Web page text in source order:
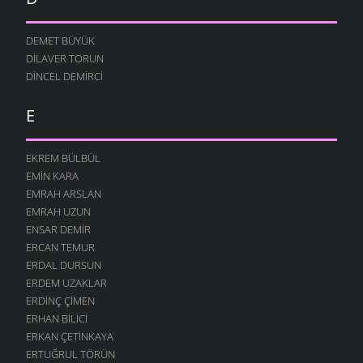
HARĞ
13 AĞUSTOS 2004
GELMEZ
13 AĞUSTOS 2004
13 AĞUSTOS 2004
BILESIN
13 AĞUSTOS 2004
SEN NIYE
12 AĞUSTOS 2004
NE GÜZELDIR
12 AĞUSTOS 2004
KARIŞTIN
12 AĞUSTOS 2004
BÖYLE GITMEZ KI
12 AĞUSTOS 2004
GÖZLERIM
DEMET BÜYÜK
DILAVER TORUN
DINCEL DEMIRCI
E
EKREM BÜLBÜL
EMIN KARA
EMRAH ARSLAN
EMRAH UZUN
ENSAR DEMIR
ERCAN TEMUR
ERDAL DURSUN
ERDEM UZAKLAR
ERDINÇ ÇIMEN
ERHAN BILICI
ERKAN ÇETINKAYA
ERTUĞRUL TÖRÜN